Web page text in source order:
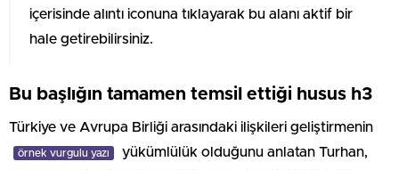
içerisinde alıntı iconuna tıklayarak bu alanı aktif bir
hale getirebilirsiniz.
Bu başlığın tamamen temsil ettiği husus h3
Türkiye ve Avrupa Birliği arasındaki ilişkileri geliştirmenin
örnek vurgulu yazı
yükümlülük olduğunu anlatan Turhan,